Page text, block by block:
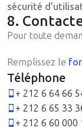
sécurité
8.
Pour toute
Remplissez le
Téléphone
+ 212 6 64 66
+ 212 6 65 33
+ 212 6 60 000